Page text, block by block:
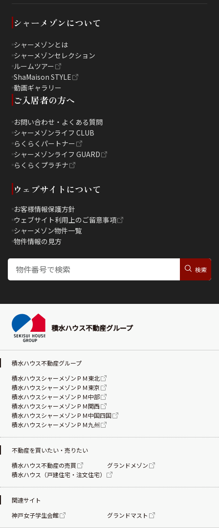
シャーメゾンについて
シャーメゾンとは
シャーメゾンセレクション
ルームツアー
ShaMaison STYLE
動画ギャラリー
ご入居者の方へ
お問い合わせ・よくある質問
シャーメゾンライフ CLUB
らくらくパートナー
シャーメゾンライフ GUARD
らくらくプラチナ
ウェブサイトについて
お客様情報保護方針
ウェブサイト利用上のご留意事項
シャーメゾン物件一覧
物件情報の見方
積水ハウス不動産グループ
積水ハウス不動産グループ
積水ハウスシャーメゾンＰＭ東北
積水ハウスシャーメゾンＰＭ東京
積水ハウスシャーメゾンＰＭ中部
積水ハウスシャーメゾンＰＭ関西
積水ハウスシャーメゾンＰＭ中国四国
積水ハウスシャーメゾンＰＭ九州
不動産を買いたい・売りたい
積水ハウス不動産の売買
グランドメゾン
積水ハウス（戸建住宅・注文住宅）
関連サイト
神戸女子学生会館
グランドマスト